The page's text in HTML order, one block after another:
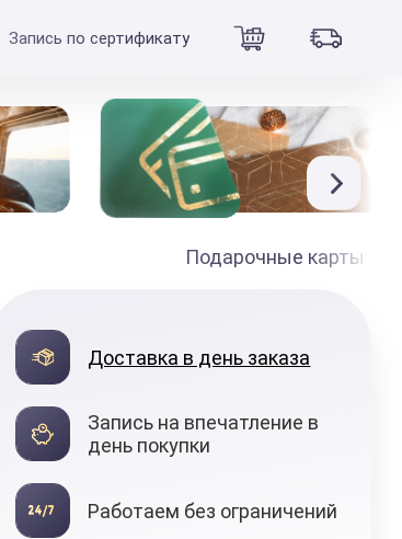
Запись по сертификату
Подарочные карты
от
Доставка в день заказа
Запись на впечатление в
день покупки
Работаем без ограничений